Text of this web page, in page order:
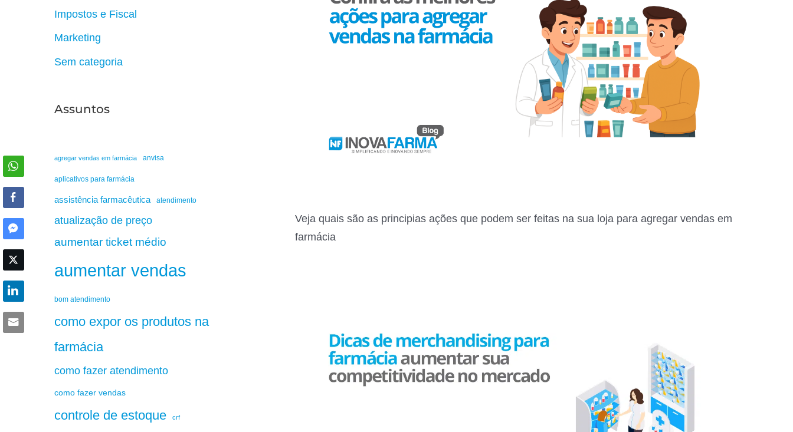
Impostos e Fiscal
Marketing
Sem categoria
Assuntos
agregar vendas em farmácia anvisa
aplicativos para farmácia
assistência farmacêutica atendimento
atualização de preço
aumentar ticket médio
aumentar vendas
bom atendimento
como expor os produtos na
farmácia
como fazer atendimento
como fazer vendas
controle de estoque crf
Veja quais são as principias ações que podem ser feitas na sua loja para agregar vendas em
farmácia